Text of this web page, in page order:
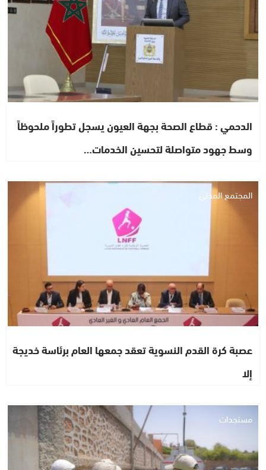
الدحمي : قطاع الصحة بجهة العيون يسجل تطوراً ملحوظاً
وسط جهود متواصلة لتحسين الخدمات…
المجتمع المدني
عصبة كرة القدم النسوية تعقد جمعها العام برئاسة خديجة
إلا
مستجدات